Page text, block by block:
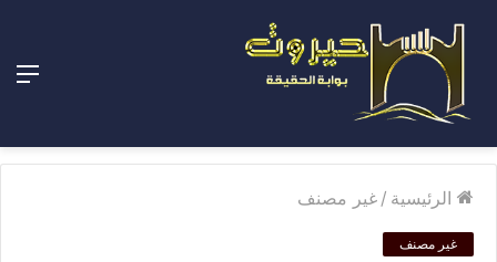
الرئيسية / غير مصنف
غير مصنف